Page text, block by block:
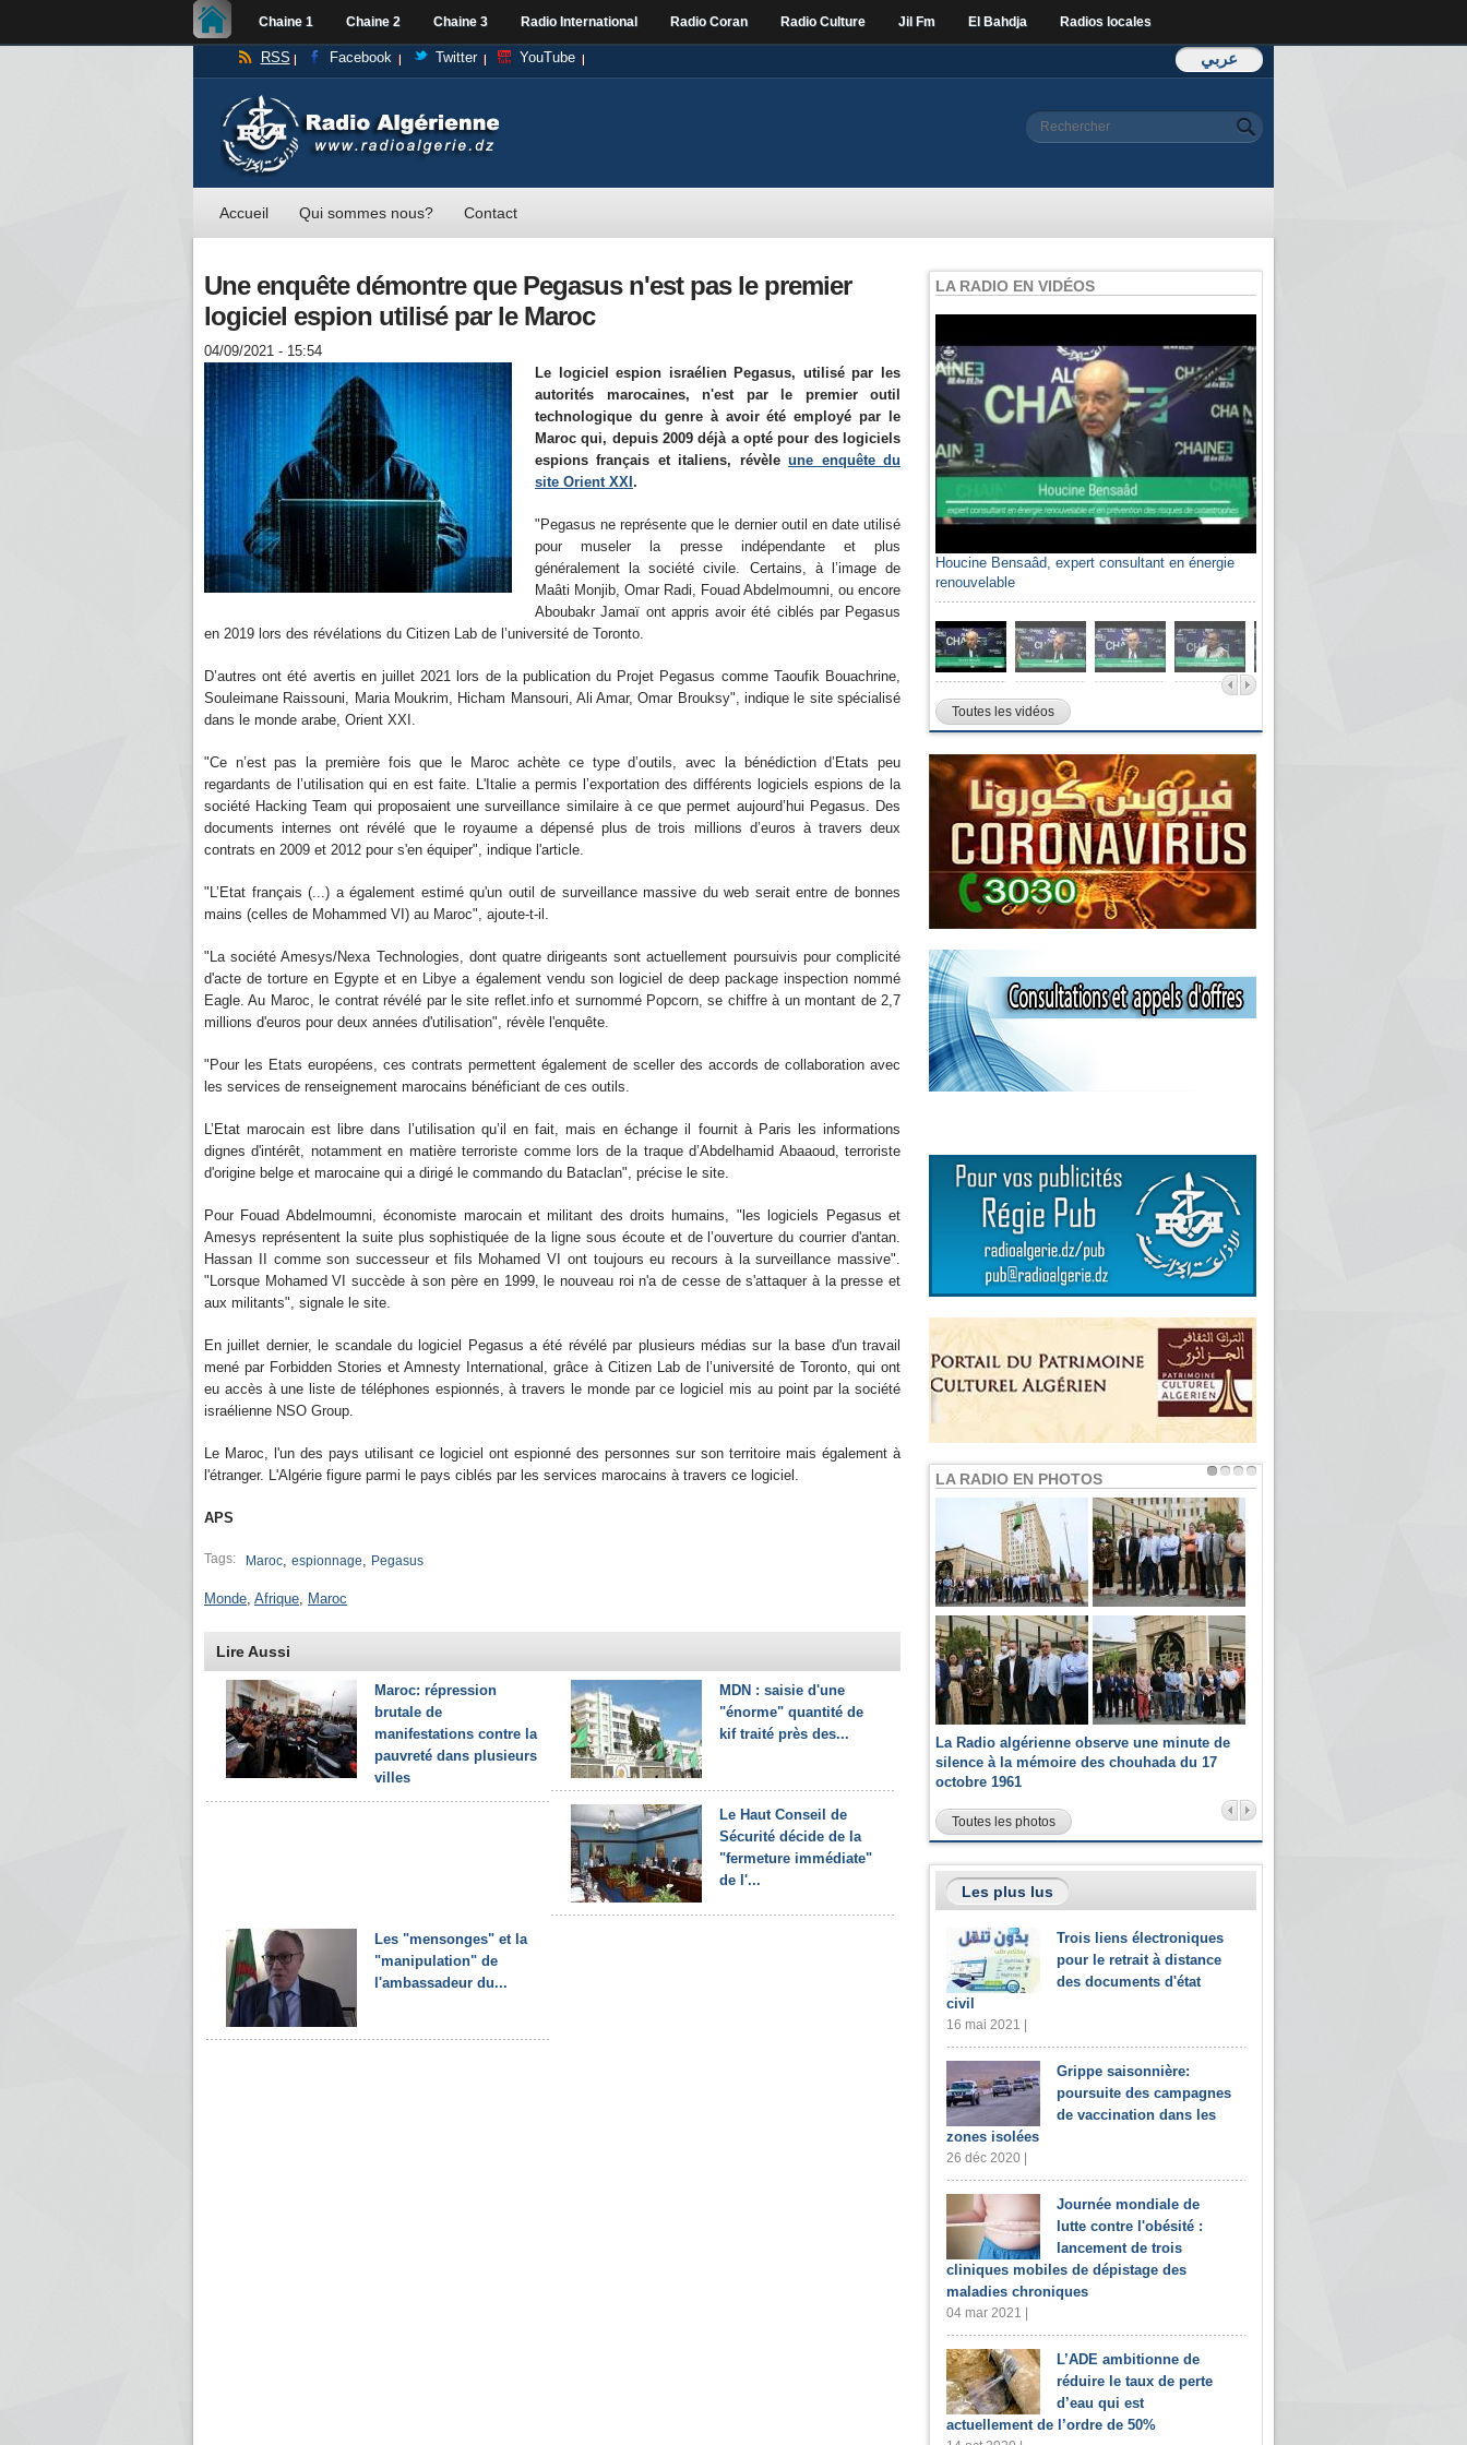
Chaine 1 Chaine 2 Chaine 3 Radio International Radio Coran Radio Culture Jil Fm El Bahdja Radios locales
عربي RSS Facebook Twitter YouTube
Formulaire de
Rechercher
Accueil Qui sommes nous? Contact
Une enquête démontre que Pegasus n'est pas le premier
logiciel espion utilisé par le Maroc
04/09/2021 - 15:54
Le logiciel espion israélien Pegasus, utilisé par les
autorités marocaines, n'est par le premier outil
technologique du genre à avoir été employé par le
Maroc qui, depuis 2009 déjà a opté pour des logiciels
espions français et italiens, révèleune enquête du
site Orient XXI .
"Pegasus ne représente que le dernier outil en date utilisé
pour museler la presse indépendante et plus
généralement la société civile. Certains, à l’image de
Maâti Monjib, Omar Radi, Fouad Abdelmoumni, ou encore
Aboubakr Jamaï ont appris avoir été ciblés par Pegasus
en 2019 lors des révélations du Citizen Lab de l’université de Toronto.
D’autres ont été avertis en juillet 2021 lors de la publication du Projet Pegasus comme Taoufik Bouachrine,
Souleimane Raissouni, Maria Moukrim, Hicham Mansouri, Ali Amar, Omar Brouksy", indique le site spécialisé
dans le monde arabe, Orient XXI.
"Ce n’est pas la première fois que le Maroc achète ce type d’outils, avec la bénédiction d’Etats peu
regardants de l’utilisation qui en est faite. L'Italie a permis l’exportation des différents logiciels espions de la
société Hacking Team qui proposaient une surveillance similaire à ce que permet aujourd’hui Pegasus. Des
documents internes ont révélé que le royaume a dépensé plus de trois millions d’euros à travers deux
contrats en 2009 et 2012 pour s'en équiper", indique l'article.
"L’Etat français (...) a également estimé qu'un outil de surveillance massive du web serait entre de bonnes
mains (celles de Mohammed VI) au Maroc", ajoute-t-il.
"La société Amesys/Nexa Technologies, dont quatre dirigeants sont actuellement poursuivis pour complicité
d'acte de torture en Egypte et en Libye a également vendu son logiciel de deep package inspection nommé
Eagle. Au Maroc, le contrat révélé par le site reflet.info et surnommé Popcorn, se chiffre à un montant de 2,7
millions d'euros pour deux années d'utilisation", révèle l'enquête.
"Pour les Etats européens, ces contrats permettent également de sceller des accords de collaboration avec
les services de renseignement marocains bénéficiant de ces outils.
L’Etat marocain est libre dans l’utilisation qu’il en fait, mais en échange il fournit à Paris les informations
dignes d'intérêt, notamment en matière terroriste comme lors de la traque d’Abdelhamid Abaaoud, terroriste
d'origine belge et marocaine qui a dirigé le commando du Bataclan", précise le site.
Pour Fouad Abdelmoumni, économiste marocain et militant des droits humains, "les logiciels Pegasus et
Amesys représentent la suite plus sophistiquée de la ligne sous écoute et de l’ouverture du courrier d'antan.
Hassan II comme son successeur et fils Mohamed VI ont toujours eu recours à la surveillance massive".
"Lorsque Mohamed VI succède à son père en 1999, le nouveau roi n'a de cesse de s'attaquer à la presse et
aux militants", signale le site.
En juillet dernier, le scandale du logiciel Pegasus a été révélé par plusieurs médias sur la base d'un travail
mené par Forbidden Stories et Amnesty International, grâce à Citizen Lab de l’université de Toronto, qui ont
eu accès à une liste de téléphones espionnés, à travers le monde par ce logiciel mis au point par la société
israélienne NSO Group.
Le Maroc, l'un des pays utilisant ce logiciel ont espionné des personnes sur son territoire mais également à
l'étranger. L'Algérie figure parmi le pays ciblés par les services marocains à travers ce logiciel.
APS
Tags: Maroc, espionnage, Pegasus
Monde, Afrique, Maroc
Lire Aussi
Maroc: répression
brutale de
manifestations contre la
pauvreté dans plusieurs
villes
MDN : saisie d'une
"énorme" quantité de
kif traité près des...
Le Haut Conseil de
Sécurité décide de la
"fermeture immédiate"
de l'...
Les "mensonges" et la
"manipulation" de
l'ambassadeur du...
LA RADIO EN VIDÉOS
Houcine Bensaâd, expert consultant en énergie
renouvelable
Toutes les vidéos
LA RADIO EN PHOTOS
La Radio algérienne observe une minute de
silence à la mémoire des chouhada du 17
octobre 1961
Toutes les photos
Les plus lus
Trois liens électroniques
pour le retrait à distance
des documents d'état
civil
16 mai 2021 |
Grippe saisonnière:
poursuite des campagnes
de vaccination dans les
zones isolées
26 déc 2020 |
Journée mondiale de
lutte contre l'obésité :
lancement de trois
cliniques mobiles de dépistage des
maladies chroniques
04 mar 2021 |
L’ADE ambitionne de
réduire le taux de perte
d’eau qui est
actuellement de l’ordre de 50%